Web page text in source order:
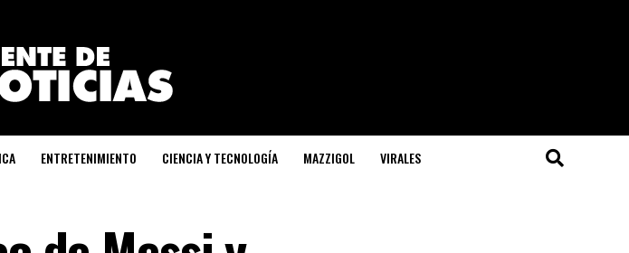
ENTRETENIMIENTO CIENCIA Y TECNOLOGÍA MAZZIGOL VIRALES